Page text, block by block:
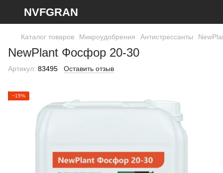
NVFGRAN
Каталог товаров Микроудобрения Антистрессанты
NewPlant Фосфор 20-30
Артикул: 83495 Оставить отзыв
−15%